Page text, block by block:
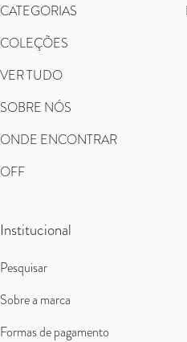
CATEGORIAS
COLEÇÕES
VER TUDO
SOBRE NÓS
ONDE ENCONTRAR
OFF
Institucional
Pesquisar
Sobre a marca
Formas de pagamento